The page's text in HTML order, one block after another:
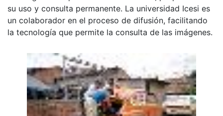
su uso y consulta permanente. La universidad Icesi es
un colaborador en el proceso de difusión, facilitando
la tecnología que permite la consulta de las imágenes.